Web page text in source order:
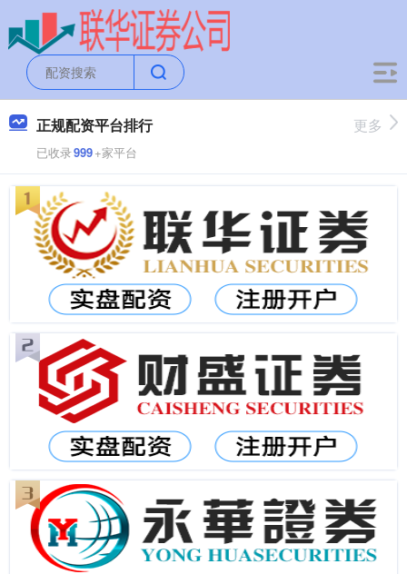
正规配资平台排行
已收录999+家平台
更多